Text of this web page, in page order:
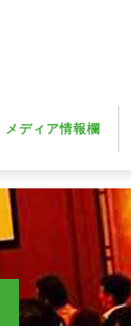
メディア情報欄